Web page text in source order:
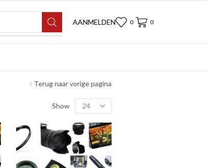
AANMELDEN 0 0
Terug naar vorige pagina
Show